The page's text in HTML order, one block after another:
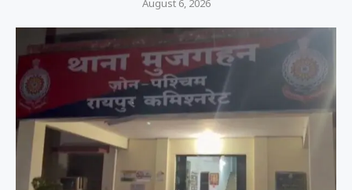
August 6, 2026